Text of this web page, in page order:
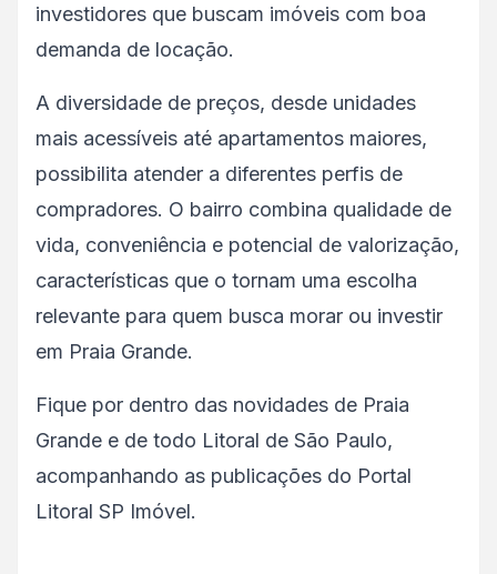
investidores que buscam imóveis com boa
demanda de locação.
A diversidade de preços, desde unidades
mais acessíveis até apartamentos maiores,
possibilita atender a diferentes perfis de
compradores. O bairro combina qualidade de
vida, conveniência e potencial de valorização,
características que o tornam uma escolha
relevante para quem busca morar ou investir
em Praia Grande.
Fique por dentro das novidades de Praia
Grande e de todo Litoral de São Paulo,
acompanhando as publicações do Portal
Litoral SP Imóvel.